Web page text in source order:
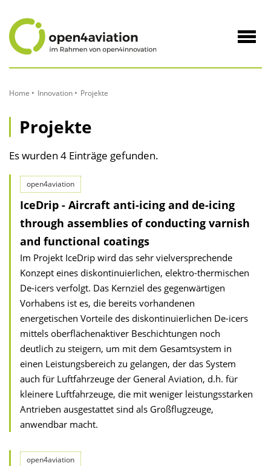
Inhalt
Home Innovation Projekte
Projekte
Es wurden 4 Einträge gefunden.
open4aviation
IceDrip - Aircraft anti-icing and de-icing
through assemblies of conducting varnish
and functional coatings
Im Projekt IceDrip wird das sehr vielversprechende
Konzept eines diskontinuierlichen, elektro-thermischen
De-icers verfolgt. Das Kernziel des gegenwärtigen
Vorhabens ist es, die bereits vorhandenen
energetischen Vorteile des diskontinuierlichen De-icers
mittels oberflächenaktiver Beschichtungen noch
deutlich zu steigern, um mit dem Gesamtsystem in
einen Leistungsbereich zu gelangen, der das System
auch für Luftfahrzeuge der General Aviation, d.h. für
kleinere Luftfahrzeuge, die mit weniger leistungsstarken
Antrieben ausgestattet sind als Großflugzeuge,
anwendbar macht.
open4aviation